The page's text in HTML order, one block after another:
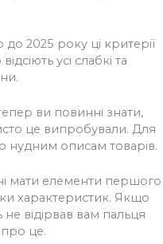
2025 року ці критерії
усі слабкі та
ви повинні знати,
це випробували. Для
описам товарів.
мати елементи першого
характеристик. Якщо
відірвав вам пальця
про це.